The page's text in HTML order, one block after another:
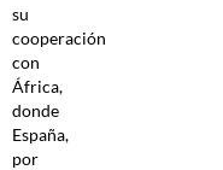
su
cooperación
con
África,
donde
España,
por